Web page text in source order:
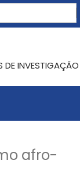
DE INVESTIGAÇÃO
afro-